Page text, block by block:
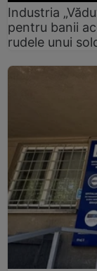
Industria
pentru banii
rudele unui